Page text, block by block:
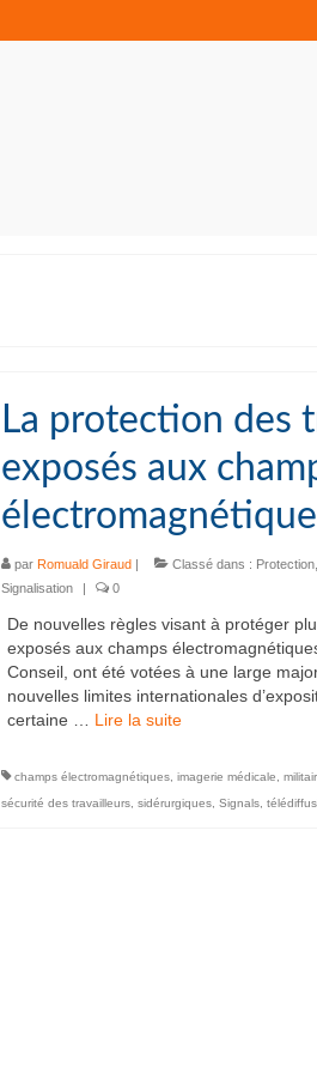
La protection des
exposés aux
par Romuald Giraud| Classé dans : Protection,
Signalisation
| 0
De nouvelles règles visant à protéger
exposés aux champs
Conseil, ont été votées à une large
nouvelles limites internationales
certaine … Lire la suite­­
champs électromagnétiques, imagerie médicale
sécurité des travailleurs, sidérurgiques, Signals,